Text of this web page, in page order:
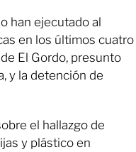
han ejecutado al
en los últimos cuatro
El Gordo, presunto
y la detención de
el hallazgo de
y plástico en